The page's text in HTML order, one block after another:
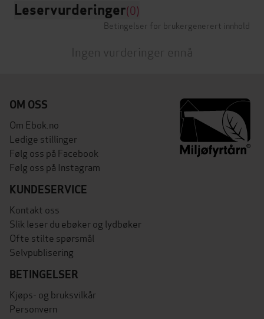
Leservurderinger(0)
Betingelser for brukergenerert innhold
Ingen vurderinger ennå
OM OSS
Om Ebok.no
Ledige stillinger
Følg oss på Facebook
Følg oss på Instagram
KUNDESERVICE
Kontakt oss
Slik leser du ebøker og lydbøker
Ofte stilte spørsmål
Selvpublisering
BETINGELSER
Kjøps- og bruksvilkår
Personvern